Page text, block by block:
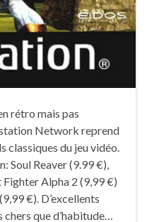
rétro mais pas
Network reprend
classiques du jeu vidéo.
Soul Reaver (9.99 €),
Alpha 2 (9,99 €)
€). D’excellents
chers que d’habitude…